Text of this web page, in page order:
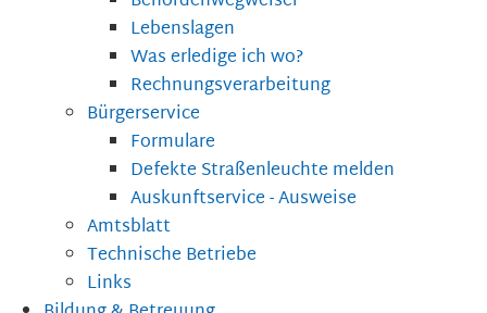
Lebenslagen
Was erledige ich wo?
Rechnungsverarbeitung
Bürgerservice
Formulare
Defekte Straßenleuchte melden
Auskunftservice - Ausweise
Amtsblatt
Technische Betriebe
Links